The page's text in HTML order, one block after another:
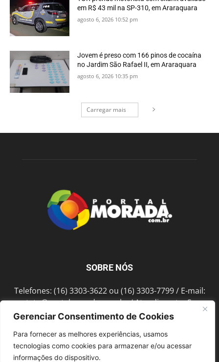
Gerenciar Consentimento de Cookies
Para fornecer as melhores experiências, usamos
tecnologias como cookies para armazenar e/ou acessar
informações do dispositivo.
em R$ 43 mil na SP-310, em Araraquara
agosto 6, 2026 10:52 pm
Jovem é preso com 166 pinos de cocaína
no Jardim São Rafael II, em Araraquara
agosto 6, 2026 10:35 pm
Carregar mais
SOBRE NÓS
Telefones: (16) 3303-3622 ou (16) 3303-7799 / E-mail:
contato@portalmorada.com.br/ Atendimento: Seg a
Sex das 8h às 18h / Endereço: Av. Bento de Abreu, 889